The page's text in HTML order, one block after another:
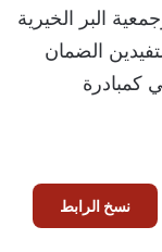
البر الخيرية
الضمان
كمبادرة
نسخ الرابط